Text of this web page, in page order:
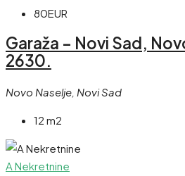
80EUR
Garaža – Novi Sad,
2630.
Novo Naselje, Novi Sad
12 m2
A Nekretnine